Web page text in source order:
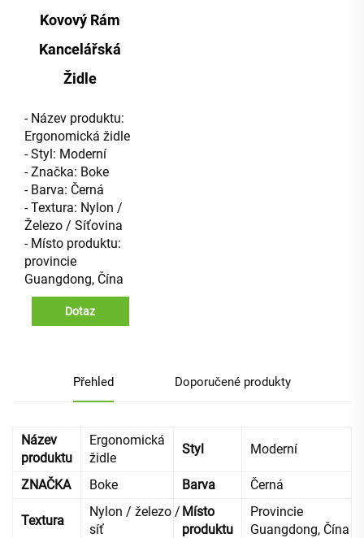
Kovový Rám
Kancelářská
Židle
- Název produktu:
Ergonomická židle
- Styl: Moderní
- Značka: Boke
- Barva: Černá
- Textura: Nylon /
Železo / Síťovina
- Místo produktu:
provincie
Guangdong, Čína
Dotaz
Přehled Doporučené produkty
Název
produktu
Ergonomická
židle
Styl Moderní
ZNAČKA Boke Barva Černá
Textura
Nylon / železo /
síť
Místo
produktu
Provincie
Guangdong, Čína